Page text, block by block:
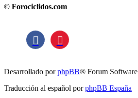
© Forociclidos.com
Desarrollado porphpBB® Forum
Traducción al español porphpBB España